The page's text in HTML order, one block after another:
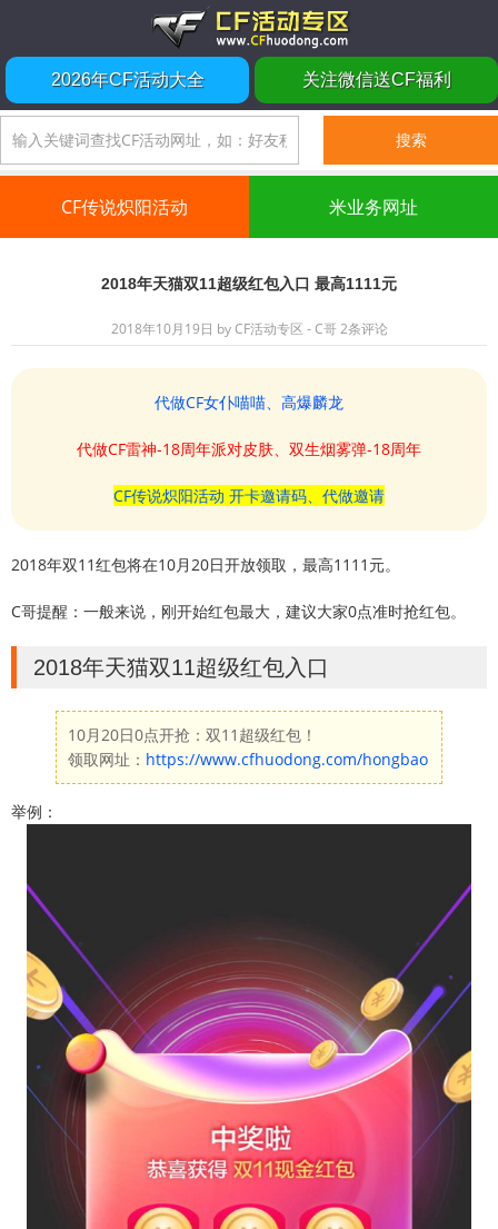
2026年CF活动大全 关注微信送CF福利
CF传说炽阳活动 米业务网址
2018年天猫双11超级红包入口 最高1111元
2018年10月19日 byCF活动专区 - C哥 2条评论
代做CF女仆喵喵、高爆麟龙
代做CF雷神-18周年派对皮肤、双生烟雾弹-18周年
CF传说炽阳活动 开卡邀请码、代做邀请
2018年双11红包将在10月20日开放领取，最高1111元。
C哥提醒：一般来说，刚开始红包最大，建议大家0点准时抢红包。
2018年天猫双11超级红包入口
10月20日0点开抢：双11超级红包！
领取网址： https://www.cfhuodong.com/hongbao
举例：